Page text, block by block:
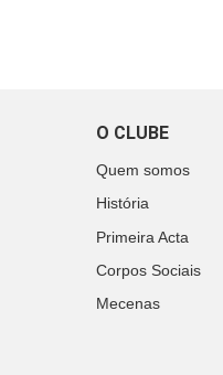
O CLUBE
Quem somos
História
Primeira Acta
Corpos Sociais
Mecenas